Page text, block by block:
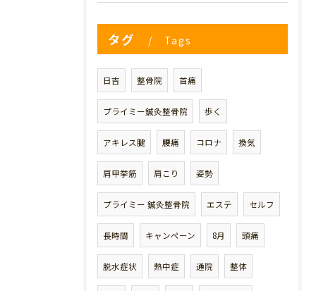
タグ Tags
日吉 整骨院 首痛
プライミー鍼灸整骨院 歩く
アキレス腱 腰痛 コロナ 換気
肩甲挙筋 肩こり 姿勢
プライミー 鍼灸整骨院 エステ セルフ
長時間 キャンペーン 8月 頭痛
脱水症状 熱中症 通院 整体